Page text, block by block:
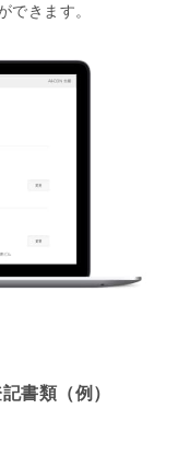
できます。
書類（例）